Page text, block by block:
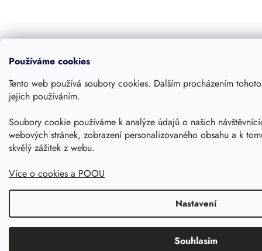
Používáme cookies
Tento web používá soubory cookies. Dalším procházením
jejich používáním.
Soubory cookie používáme k analýze údajů o našich
webových stránek, zobrazení personalizovaného obsahu a k
skvělý zážitek z webu.
Více o cookies a POOU
Nastavení
Souhlasím